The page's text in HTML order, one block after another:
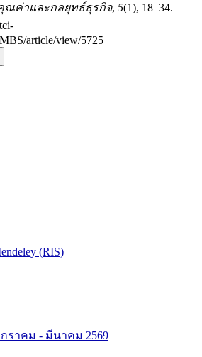
ณค่าและกลยุทธ์ธุรกิจ, 5(1), 18–34.
article/view/5725
(RIS)
ราคม - มีนาคม 2569